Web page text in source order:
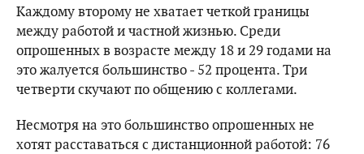
Каждому второму не хватает четкой границы
между работой и частной жизнью. Среди
опрошенных в возрасте между 18 и 29 годами на
это жалуется большинство - 52 процента. Три
четверти скучают по общению с коллегами.
Несмотря на это большинство опрошенных не
хотят расставаться с дистанционной работой: 76